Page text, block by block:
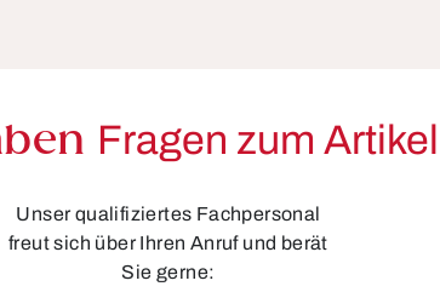
Fragen zum
Unser qualifiziertes Fachpersonal
freut sich über Ihren Anruf und berät
Sie gerne: